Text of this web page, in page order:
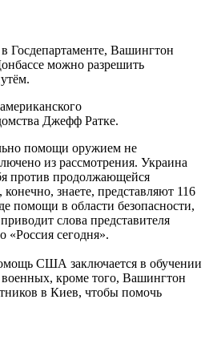
Госдепартаменте, Вашингтон
можно разрешить
Джефф Ратке.
помощи оружием не
из рассмотрения. Украина
против продолжающейся
знаете, представляют 116
помощи в области безопасности,
слова представителя
«Россия сегодня».
США заключается в обучении
кроме того, Вашингтон
в Киев, чтобы помочь